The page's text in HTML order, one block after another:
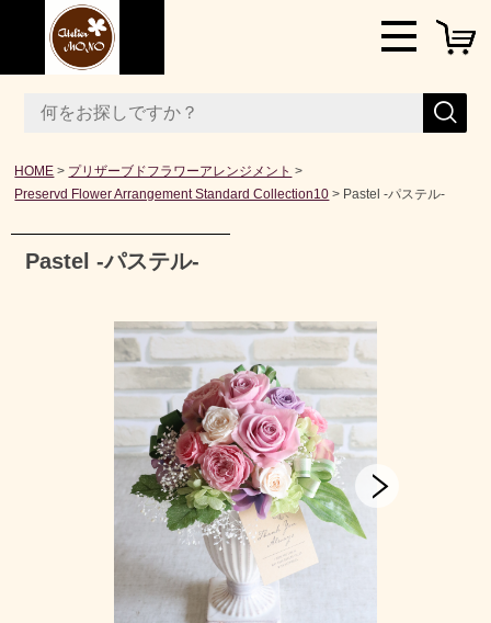
HOME
プリザーブドフラワーアレンジメント
Preservd Flower Arrangement Standard Collection10
Pastel -パステル-
Pastel -パステル-